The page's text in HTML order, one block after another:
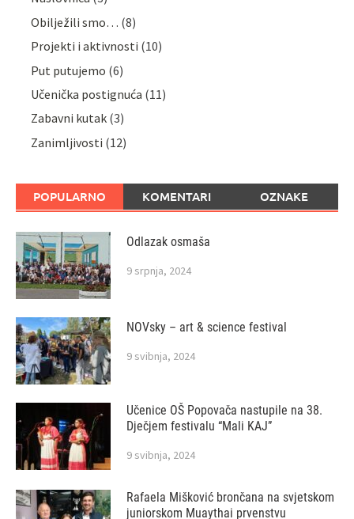
Obilježili smo… (8)
Projekti i aktivnosti (10)
Put putujemo (6)
Učenička postignuća (11)
Zabavni kutak (3)
Zanimljivosti (12)
POPULARNO KOMENTARI OZNAKE
Odlazak osmaša
9 srpnja, 2024
NOVsky – art & science festival
9 svibnja, 2024
Učenice OŠ Popovača nastupile na 38.
Dječjem festivalu “Mali KAJ”
9 svibnja, 2024
Rafaela Mišković brončana na svjetskom
juniorskom Muaythai prvenstvu